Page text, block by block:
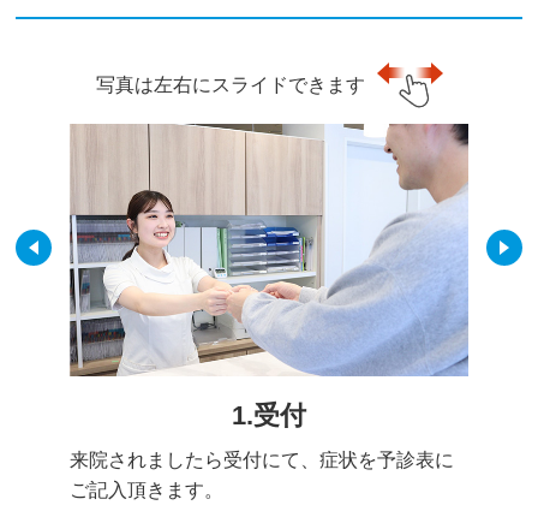
写真は左右にスライドできます
1.受付
来院されましたら受付にて、症状を予診表に
ご記入頂きます。